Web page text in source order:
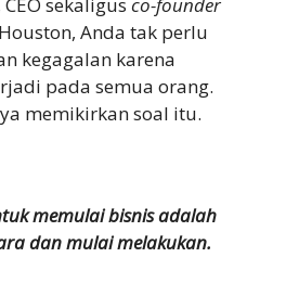
Anda tak perlu
kegagalan karena
pada semua orang.
memikirkan soal itu.
memulai bisnis adalah
dan mulai melakukan.